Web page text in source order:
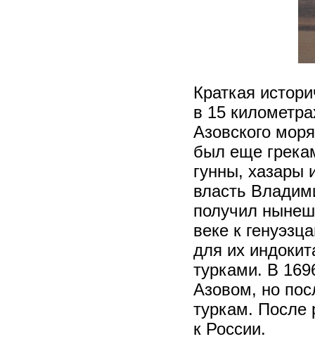
Краткая
в 15
Азовского
был еще
гунны, хазары
власть
получил
веке к
для их
турками. В
Азовом, но
туркам. После
к России.